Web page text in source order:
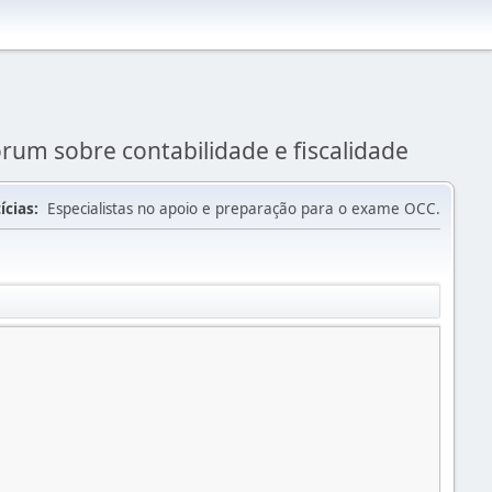
sobre contabilidade e fiscalidade
Especialistas no apoio e preparação para o exame OCC.